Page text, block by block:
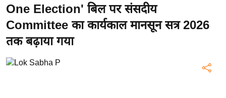
ख
ब
र
ष्ट्री
One Election' बिल पर संसदीय
Committee का कार्यकाल मानसून सत्र 2026
तक बढ़ाया गया